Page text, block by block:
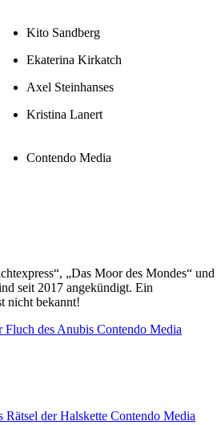
Kito Sandberg
Ekaterina Kirkatch
Axel Steinhanses
Kristina Lanert
Contendo Media
„Das Moor des Mondes“ und
seit 2017 angekündigt. Ein
nicht bekannt!